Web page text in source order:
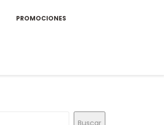
PROMOCIONES